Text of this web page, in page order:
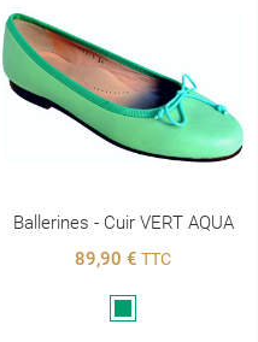
Ballerines - Cuir VERT AQUA
89,90 € TTC